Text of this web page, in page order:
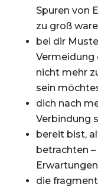
Spuren von
zu groß
bei dir
Vermeidung
nicht mehr
sein
dich nach
Verbindung
bereit bist,
betrachten
Erwartungen
die